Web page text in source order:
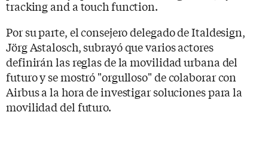
Por su parte, el consejero delegado de Italdesign,
Jörg Astalosch, subrayó que varios actores
definirán las reglas de la movilidad urbana del
futuro y se mostró "orgulloso" de colaborar con
Airbus a la hora de investigar soluciones para la
movilidad del futuro.